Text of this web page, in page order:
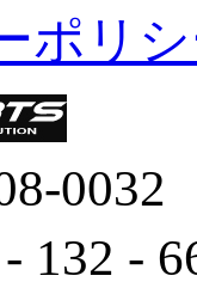
ポリ
0032
132 -